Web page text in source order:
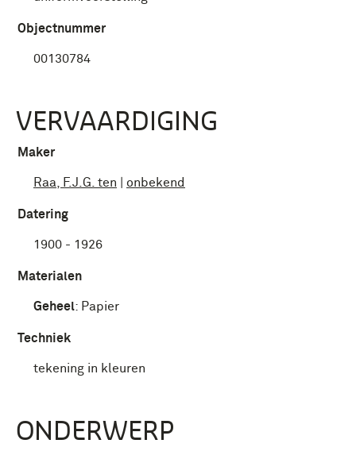
Objectnummer
00130784
VERVAARDIGING
Maker
Raa, F.J.G. ten onbekend
Datering
1900 - 1926
Materialen
Geheel: Papier
Techniek
tekening in kleuren
ONDERWERP